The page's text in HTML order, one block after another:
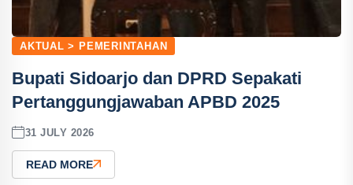
AKTUAL > PEMERINTAHAN
Bupati Sidoarjo dan DPRD Sepakati
Pertanggungjawaban APBD 2025
31 JULY 2026
READ MORE